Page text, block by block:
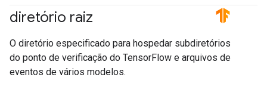
diretório raiz #TensorFlow
O diretório especificado para hospedar subdiretórios
do ponto de verificação do TensorFlow e arquivos de
eventos de vários modelos.